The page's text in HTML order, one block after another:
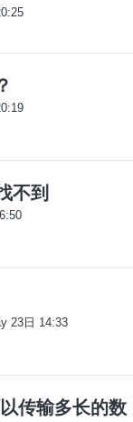
不到
23日 14:33
传输多长的数